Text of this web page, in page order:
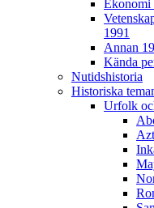
Ekonomi
1991
Annan
Kända
Nutidshistoria
Historiska
Urfolk